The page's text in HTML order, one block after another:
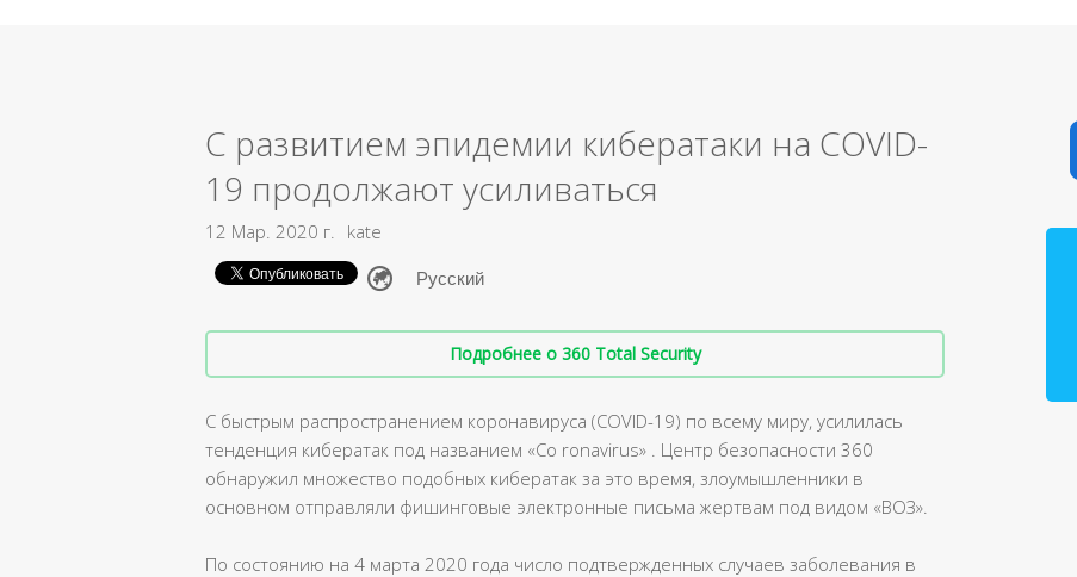
С развитием эпидемии кибератаки на COVID-
19 продолжают усиливаться
12 Мар. 2020 г. kate
Подробнее о 360 Total Security
С быстрым распространением коронавируса (COVID-19) по всему миру, усилилась
тенденция кибератак под названием «Co ronavirus» . Центр безопасности 360
обнаружил множество подобных кибератак за это время, злоумышленники в
основном отправляли фишинговые электронные письма жертвам под видом «ВОЗ».
По состоянию на 4 марта 2020 года число подтвержденных случаев заболевания в